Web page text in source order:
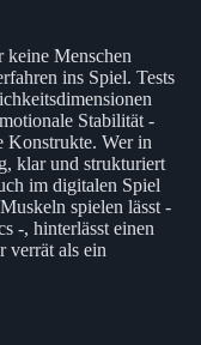
Menschen
ins Spiel. Tests
Stabilität -
Konstrukte. Wer in
klar und strukturiert
im digitalen Spiel
spielen lässt -
-, hinterlässt einen
verrät als ein